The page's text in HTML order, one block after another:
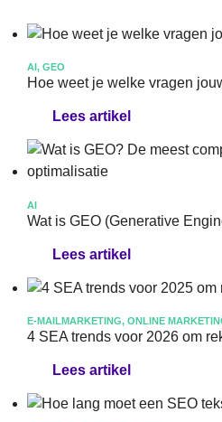
AI, GEO
Hoe weet je welke vragen
Lees artikel
AI
Wat is GEO (Generative
Lees artikel
E-MAILMARKETING, ONLINE
4 SEA trends voor 2026 om
Lees artikel